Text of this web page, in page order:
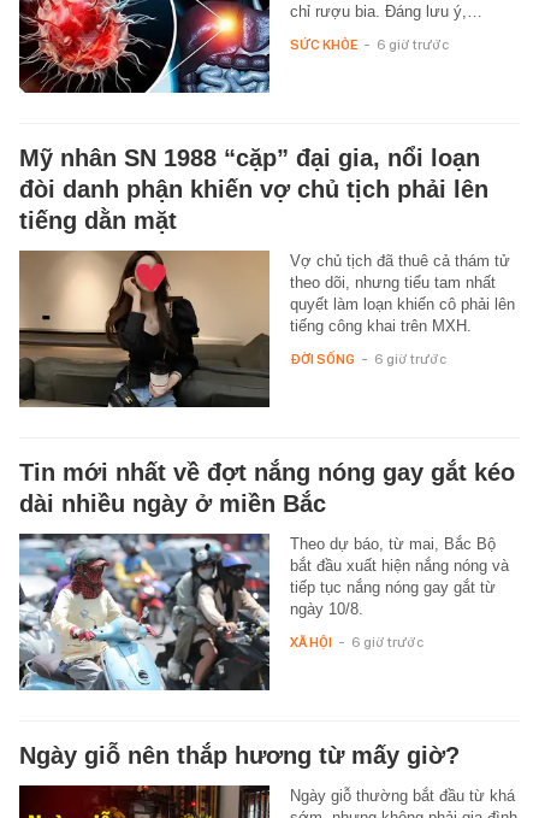
chỉ rượu bia. Đáng lưu ý,…
SỨC KHỎE - 6 giờ trước
Mỹ nhân SN 1988 “cặp” đại gia, nổi loạn
đòi danh phận khiến vợ chủ tịch phải lên
tiếng dằn mặt
Vợ chủ tịch đã thuê cả thám tử
theo dõi, nhưng tiểu tam nhất
quyết làm loạn khiến cô phải lên
tiếng công khai trên MXH.
ĐỜI SỐNG - 6 giờ trước
Tin mới nhất về đợt nắng nóng gay gắt kéo
dài nhiều ngày ở miền Bắc
Theo dự báo, từ mai, Bắc Bộ
bắt đầu xuất hiện nắng nóng và
tiếp tục nắng nóng gay gắt từ
ngày 10/8.
XÃ HỘI - 6 giờ trước
Ngày giỗ nên thắp hương từ mấy giờ?
Ngày giỗ thường bắt đầu từ khá